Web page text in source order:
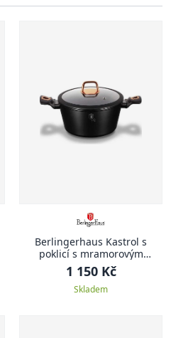
Berlingerhaus Kastrol s
poklicí s mramorovým
povrchem 20 cm Black Rose
Collection
1 150 Kč
Skladem